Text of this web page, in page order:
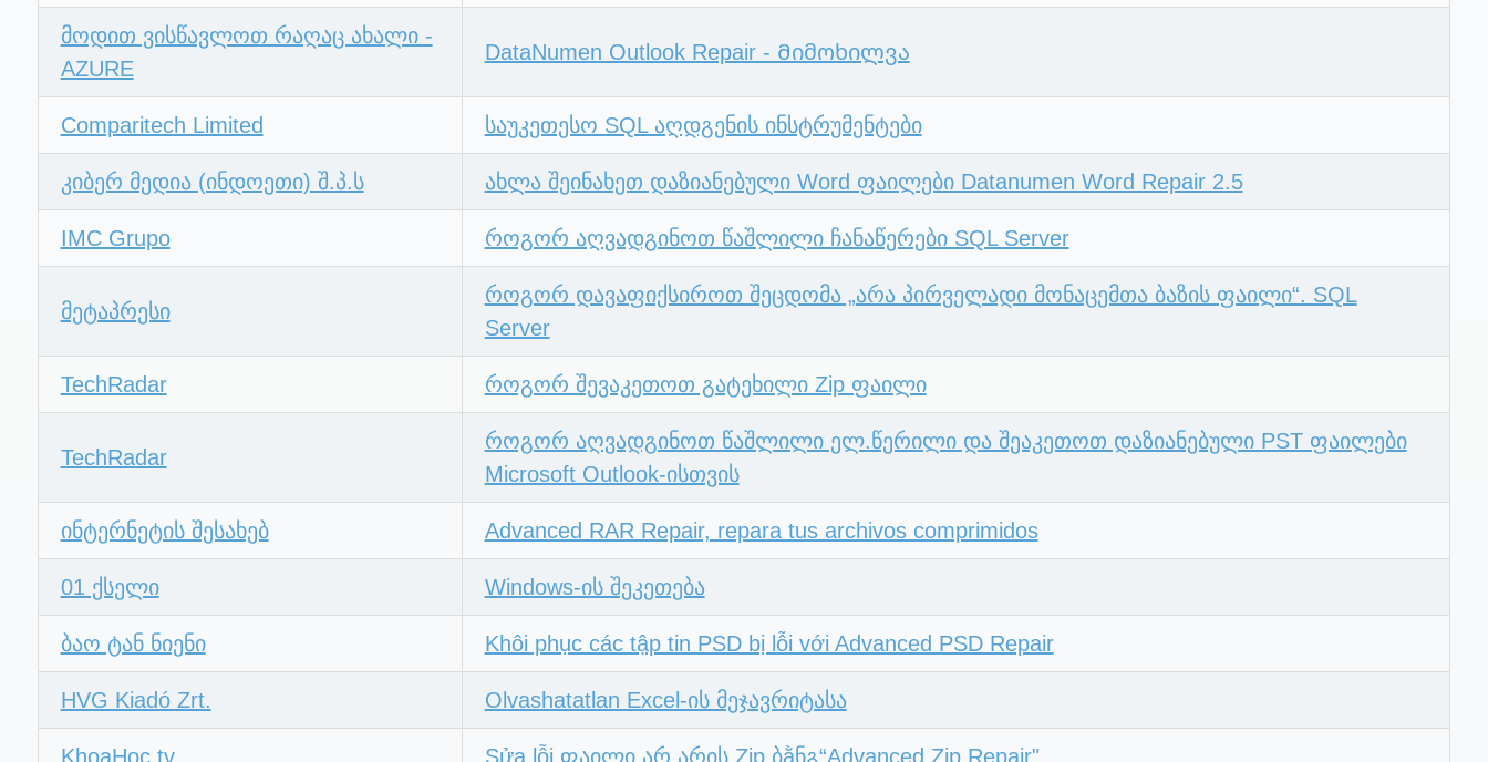
მოდით ვისწავლოთ რაღაც ახალი -
AZURE
DataNumen Outlook Repair - Მიმოხილვა
Comparitech Limited საუკეთესო SQL აღდგენის ინსტრუმენტები
კიბერ მედია (ინდოეთი) შ.პ.ს ახლა შეინახეთ დაზიანებული Word ფაილები Datanumen Word Repair 2.5
IMC Grupo როგორ აღვადგინოთ წაშლილი ჩანაწერები SQL Server
მეტაპრესი
როგორ დავაფიქსიროთ შეცდომა „არა პირველადი მონაცემთა ბაზის ფაილი“. SQL
Server
TechRadar როგორ შევაკეთოთ გატეხილი Zip ფაილი
TechRadar
როგორ აღვადგინოთ წაშლილი ელ.წერილი და შეაკეთოთ დაზიანებული PST ფაილები
Microsoft Outlook-ისთვის
ინტერნეტის შესახებ Advanced RAR Repair, repara tus archivos comprimidos
01 ქსელი Windows-ის შეკეთება
ბაო ტან ნიენი Khôi phục các tập tin PSD bị lỗi với Advanced PSD Repair
HVG Kiadó Zrt. Olvashatatlan Excel-ის მეჯავრიტასა
KhoaHoc.tv Sửa lỗi ფაილი არ არის Zip ბằნგ“Advanced Zip Repair"